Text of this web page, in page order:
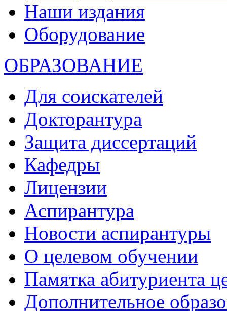
Наши издания
Оборудование
ОБРАЗОВАНИЕ
Для соискателей
Докторантура
Защита диссертаций
Кафедры
Лицензии
Аспирантура
Новости аспирантуры
О целевом обучении
Памятка абитуриента
Дополнительное